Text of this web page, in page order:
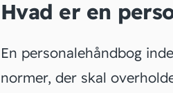
Hvad er en
En personalehåndbog
normer, der skal